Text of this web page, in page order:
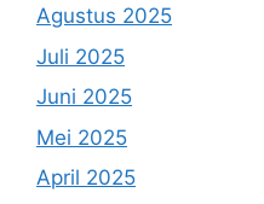
Agustus 2025
Juli 2025
Juni 2025
Mei 2025
April 2025